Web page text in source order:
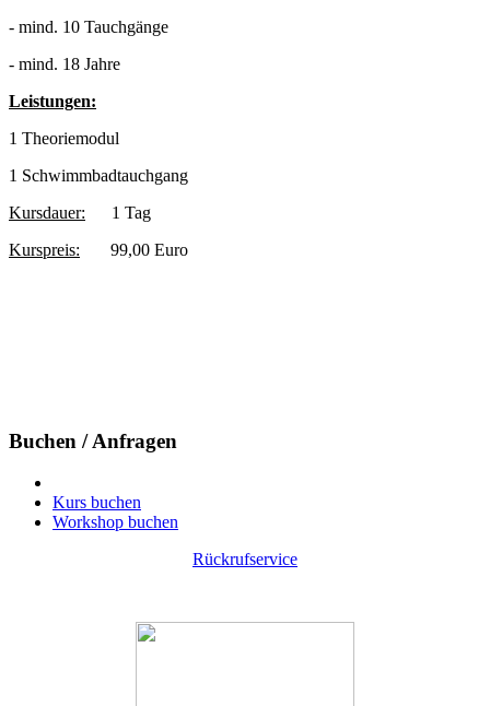
- mind. 10 Tauchgänge
- mind. 18 Jahre
Leistungen:
1 Theoriemodul
1 Schwimmbadtauchgang
Kursdauer: 1 Tag
Kurspreis: 99,00 Euro
Buchen / Anfragen
Kurs buchen
Workshop buchen
Rückrufservice